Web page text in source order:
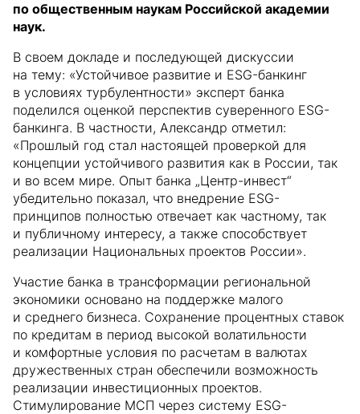
по общественным наукам Российской академии
наук.
В своем докладе и последующей дискуссии
на тему: «Устойчивое развитие и ESG-банкинг
в условиях турбулентности» эксперт банка
поделился оценкой перспектив суверенного ESG-
банкинга. В частности, Александр отметил:
«Прошлый год стал настоящей проверкой для
концепции устойчивого развития как в России, так
и во всем мире. Опыт банка „Центр-инвест“
убедительно показал, что внедрение ESG-
принципов полностью отвечает как частному, так
и публичному интересу, а также способствует
реализации Национальных проектов России».
Участие банка в трансформации региональной
экономики основано на поддержке малого
и среднего бизнеса. Сохранение процентных ставок
по кредитам в период высокой волатильности
и комфортные условия по расчетам в валютах
дружественных стран обеспечили возможность
реализации инвестиционных проектов.
Стимулирование МСП через систему ESG-